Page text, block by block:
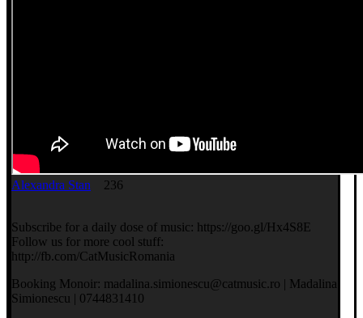
Alexandra Stan 236
Subscribe for a daily dose of music: https://goo.gl/Hx4S8E
Follow us for more cool stuff:
http://fb.com/CatMusicRomania
Booking Monoir: madalina.simionescu@catmusic.ro | Madalina
Simionescu | 0744831410